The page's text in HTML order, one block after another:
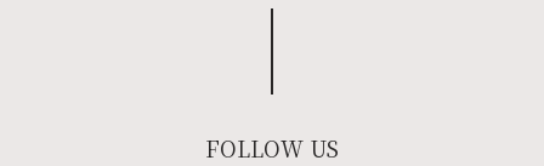
FOLLOW US